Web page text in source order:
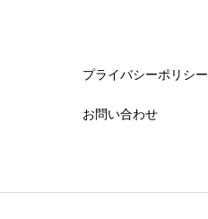
プライバシーポリシー
お問い合わせ